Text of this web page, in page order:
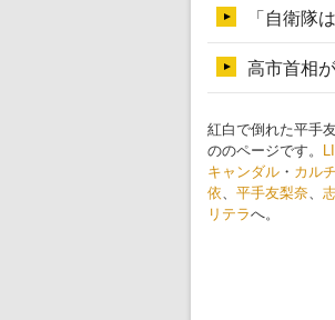
紅白で倒れた平手
ののページです。
キャンダル ・ カル
依、 平手友梨奈、
リテラへ。